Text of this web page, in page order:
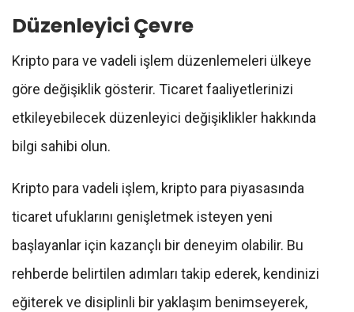
Düzenleyici Çevre
Kripto para ve vadeli işlem düzenlemeleri ülkeye
göre değişiklik gösterir. Ticaret faaliyetlerinizi
etkileyebilecek düzenleyici değişiklikler hakkında
bilgi sahibi olun.
Kripto para vadeli işlem, kripto para piyasasında
ticaret ufuklarını genişletmek isteyen yeni
başlayanlar için kazançlı bir deneyim olabilir. Bu
rehberde belirtilen adımları takip ederek, kendinizi
eğiterek ve disiplinli bir yaklaşım benimseyerek,